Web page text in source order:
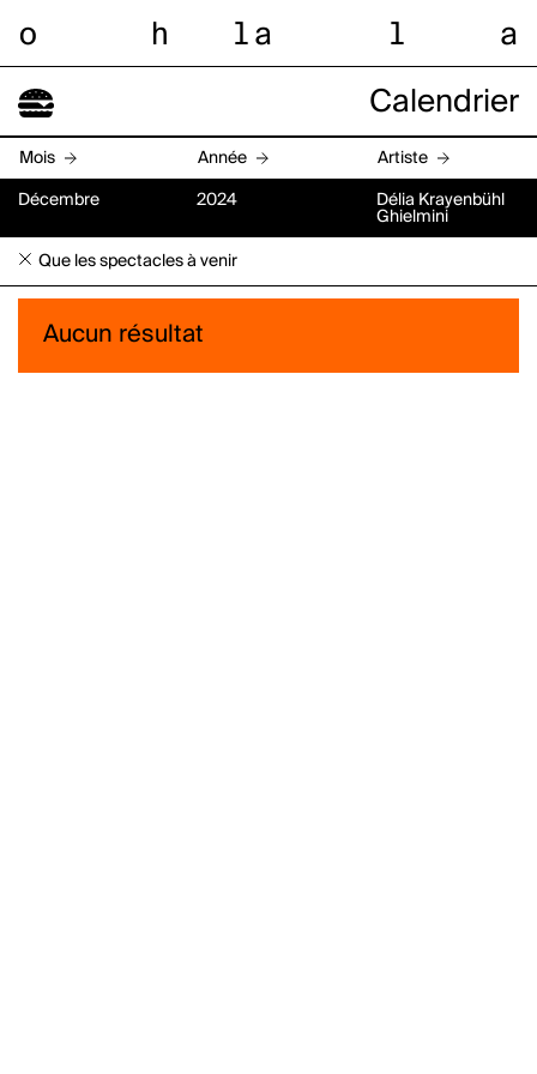
o h l a l a
Calendrier
Mois Année Artiste
Décembre 2024
Délia Krayenbühl
Ghielmini
Que les spectacles à venir
Aucun résultat